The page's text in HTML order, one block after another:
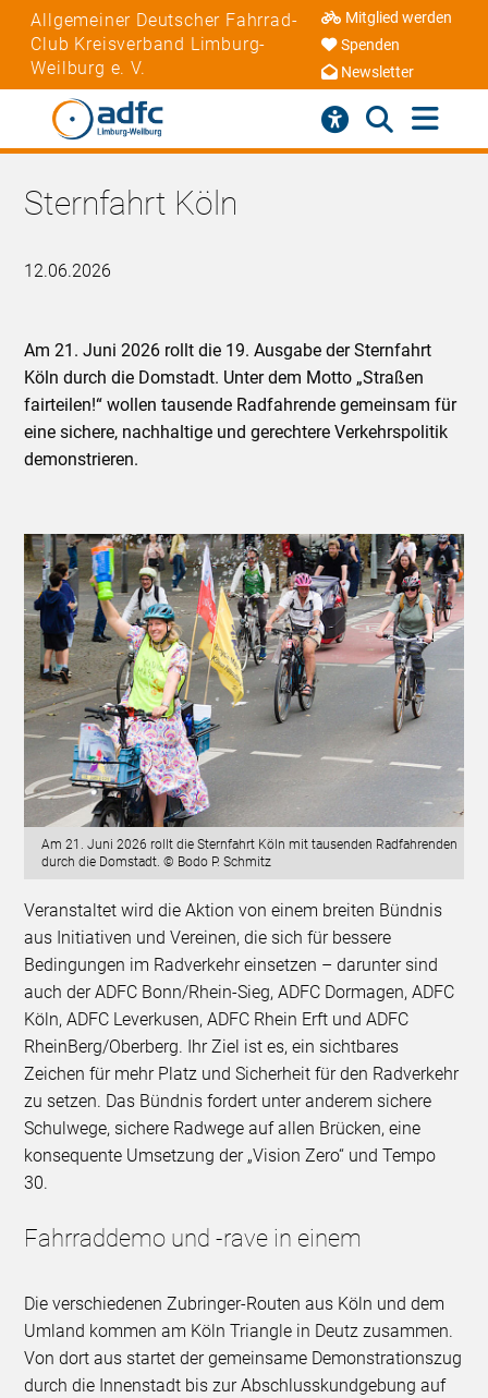
Allgemeiner Deutscher Fahrrad-
Club Kreisverband Limburg-
Weilburg e. V.
Mitglied werden
Spenden
Newsletter
Sternfahrt Köln
12.06.2026
Am 21. Juni 2026 rollt die 19. Ausgabe der Sternfahrt
Köln durch die Domstadt. Unter dem Motto „Straßen
fairteilen!“ wollen tausende Radfahrende gemeinsam für
eine sichere, nachhaltige und gerechtere Verkehrspolitik
demonstrieren.
Am 21. Juni 2026 rollt die Sternfahrt Köln mit tausenden Radfahrenden
durch die Domstadt. © Bodo P. Schmitz
Veranstaltet wird die Aktion von einem breiten Bündnis
aus Initiativen und Vereinen, die sich für bessere
Bedingungen im Radverkehr einsetzen – darunter sind
auch der ADFC Bonn/Rhein-Sieg, ADFC Dormagen, ADFC
Köln, ADFC Leverkusen, ADFC Rhein Erft und ADFC
RheinBerg/Oberberg. Ihr Ziel ist es, ein sichtbares
Zeichen für mehr Platz und Sicherheit für den Radverkehr
zu setzen. Das Bündnis fordert unter anderem sichere
Schulwege, sichere Radwege auf allen Brücken, eine
konsequente Umsetzung der „Vision Zero“ und Tempo
30.
Fahrraddemo und -rave in einem
Die verschiedenen Zubringer-Routen aus Köln und dem
Umland kommen am Köln Triangle in Deutz zusammen.
Von dort aus startet der gemeinsame Demonstrationszug
durch die Innenstadt bis zur Abschlusskundgebung auf